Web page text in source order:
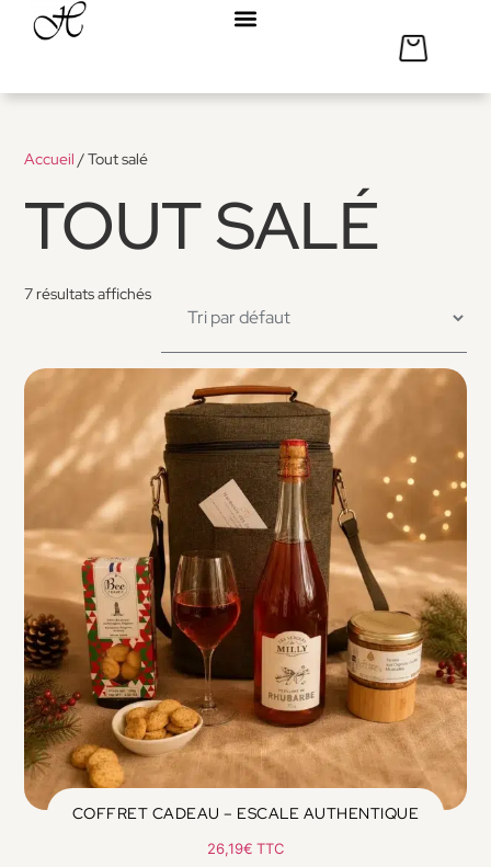
Accueil / Tout salé
TOUT SALÉ
7 résultats affichés
COFFRET CADEAU – ESCALE AUTHENTIQUE
26,19€ TTC